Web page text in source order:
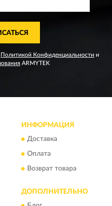
Политикой Конфиденциальности и
ARMYTEK
ИНФОРМАЦИЯ
Доставка
Оплата
Возврат товара
ДОПОЛНИТЕЛЬНО